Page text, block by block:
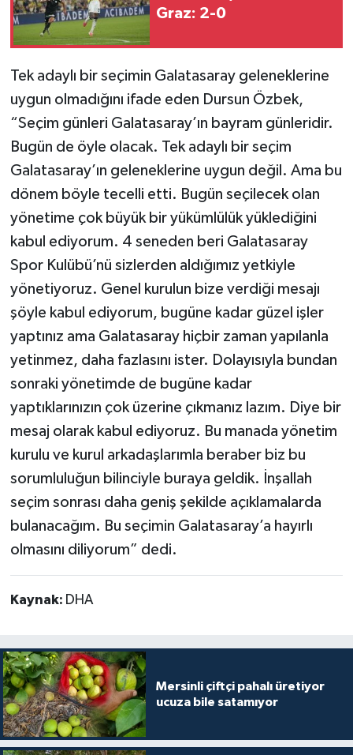
Graz: 2-0
Tek adaylı bir seçimin Galatasaray geleneklerine
uygun olmadığını ifade eden Dursun Özbek,
“Seçim günleri Galatasaray’ın bayram günleridir.
Bugün de öyle olacak. Tek adaylı bir seçim
Galatasaray’ın geleneklerine uygun değil. Ama bu
dönem böyle tecelli etti. Bugün seçilecek olan
yönetime çok büyük bir yükümlülük yüklediğini
kabul ediyorum. 4 seneden beri Galatasaray
Spor Kulübü’nü sizlerden aldığımız yetkiyle
yönetiyoruz. Genel kurulun bize verdiği mesajı
şöyle kabul ediyorum, bugüne kadar güzel işler
yaptınız ama Galatasaray hiçbir zaman yapılanla
yetinmez, daha fazlasını ister. Dolayısıyla bundan
sonraki yönetimde de bugüne kadar
yaptıklarınızın çok üzerine çıkmanız lazım. Diye bir
mesaj olarak kabul ediyoruz. Bu manada yönetim
kurulu ve kurul arkadaşlarımla beraber biz bu
sorumluluğun bilinciyle buraya geldik. İnşallah
seçim sonrası daha geniş şekilde açıklamalarda
bulanacağım. Bu seçimin Galatasaray’a hayırlı
olmasını diliyorum” dedi.
Kaynak: DHA
Mersinli çiftçi pahalı üretiyor
ucuza bile satamıyor